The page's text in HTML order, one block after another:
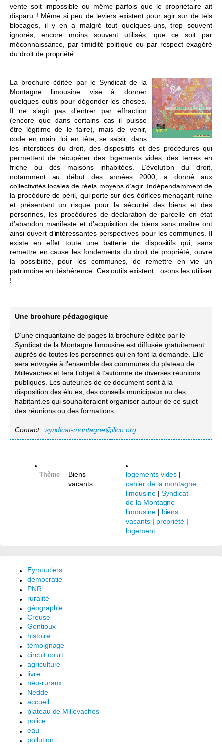
vente soit impossible ou même parfois que le propriétaire ait
disparu ! Même si peu de leviers existent pour agir sur de tels
blocages, il y en a malgré tout quelques-uns, trop souvent
ignorés, encore moins souvent utilisés, que ce soit par
méconnaissance, par timidité politique ou par respect exagéré
du droit de propriété.
La brochure éditée par le Syndicat de la
Montagne limousine vise à donner
quelques outils pour dégonder les choses.
Il ne s’agit pas d’entrer par effraction
(encore que dans certains cas il puisse
être légitime de le faire), mais de venir,
code en main, loi en tête, se saisir, dans
les interstices du droit, des dispositifs et des procédures qui
permettent de récupérer des logements vides, des terres en
friche ou des maisons inhabitées. L’évolution du droit,
notamment au début des années 2000, a donné aux
collectivités locales de réels moyens d’agir. Indépendamment de
la procédure de péril, qui porte sur des édifices menaçant ruine
et présentant un risque pour la sécurité des biens et des
personnes, les procédures de déclaration de parcelle en état
d’abandon manifeste et d’acquisition de biens sans maître ont
ainsi ouvert d’intéressantes perspectives pour les communes. Il
existe en effet toute une batterie de dispositifs qui, sans
remettre en cause les fondements du droit de propriété, ouvre
la possibilité, pour les communes, de remettre en vie un
patrimoine en déshérence. Ces outils existent : osons les utiliser
!
Une brochure pédagogique
D’une cinquantaine de pages la brochure éditée par le
Syndicat de la Montagne limousine est diffusée gratuitement
auprès de toutes les personnes qui en font la demande. Elle
sera envoyée à l’ensemble des communes du plateau de
Millevaches et fera l’objet à l’automne de diverses réunions
publiques. Les auteur.es de ce document sont à la
disposition des élu.es, des conseils municipaux ou des
habitant.es qui souhaiteraient organiser autour de ce sujet
des réunions ou des formations.
Contact : syndicat-montagne@ilico.org
Thème
Biens
vacants
logements vides |
cahier de la montagne
limousine | Syndicat
de la Montagne
limousine | biens
vacants | propriété |
logement
Eymoutiers
démocratie
PNR
ruralité
géographie
Creuse
Gentioux
histoire
témoignage
circuit court
agriculture
livre
néo-ruraux
Nedde
accueil
plateau de Millevaches
police
eau
pollution